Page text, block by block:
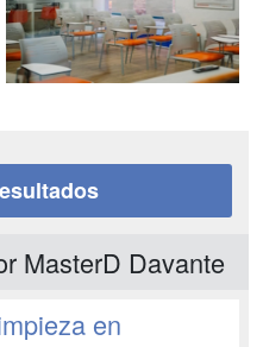
MasterD Davante
en